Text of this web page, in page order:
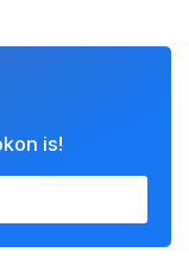
is!